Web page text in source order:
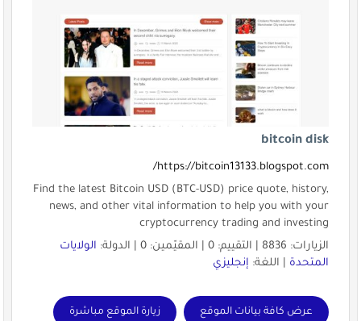
bitcoin disk
https://bitcoin13133.blogspot.com/
Find the latest Bitcoin USD (BTC-USD) price quote, history,
news, and other vital information to help you with your
cryptocurrency trading and investing
الزيارات: 8836 | التقييم: 0 | المقيّمين: 0 | الدولة:
الولايات
المتحدة| اللغة: إنجليزي
عرض كافة بيانات الموقع زيارة الموقع مباشرة